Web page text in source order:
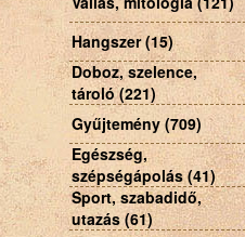
Hangszer (15)
Doboz, szelence,
tároló (221)
Gyűjtemény (709)
Egészség,
szépségápolás (41)
Sport, szabadidő,
utazás (61)